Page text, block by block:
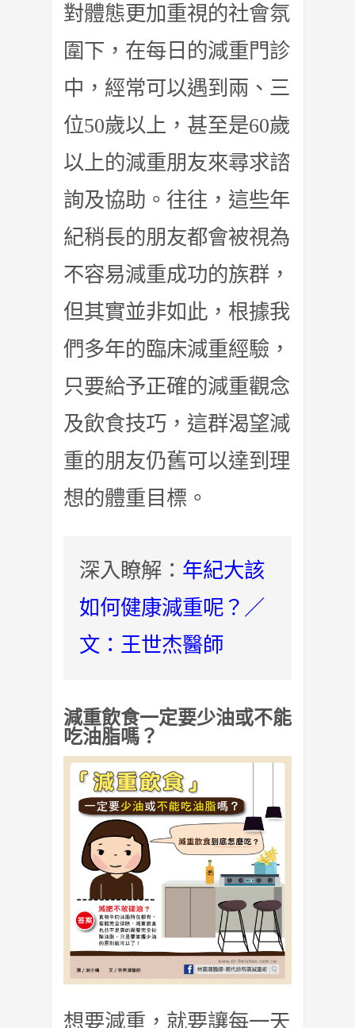
對體態更加重視的社會氛
圍下，在每日的減重門診
中，經常可以遇到兩、三
位50歲以上，甚至是60歲
以上的減重朋友來尋求諮
詢及協助。往往，這些年
紀稍長的朋友都會被視為
不容易減重成功的族群，
但其實並非如此，根據我
們多年的臨床減重經驗，
只要給予正確的減重觀念
及飲食技巧，這群渴望減
重的朋友仍舊可以達到理
想的體重目標。
深入瞭解： 年紀大該
如何健康減重呢？／
文：王世杰醫師
減重飲食一定要少油或不能
吃油脂嗎？
想要減重，就要讓每一天